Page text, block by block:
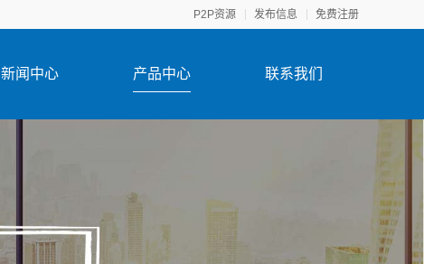
P2P资源 发布信息 免费注册
新闻中心 产品中心 联系我们